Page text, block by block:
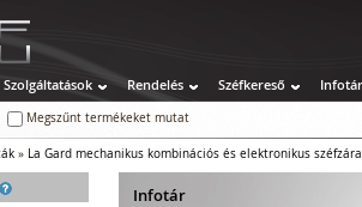
Szolgáltatások Rendelés Széfkereső Infotár
Megszűnt termékeket mutat
» La Gard mechanikus kombinációs és elektronikus
Infotár